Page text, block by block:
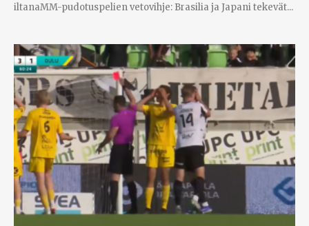
iltanaMM-pudotuspelien vetovihje: Brasilia ja Japani tekevät...